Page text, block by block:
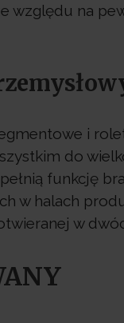
względu na
i
do
funkcję
w halach
w